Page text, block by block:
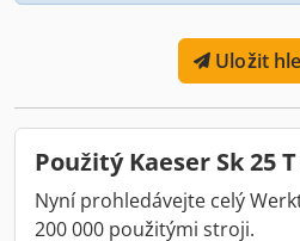
Uložit
Použitý Kaeser Sk 25
Nyní prohledávejte celý
200 000 použitými stroji.